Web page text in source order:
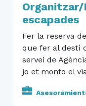
escapades
Fer la reserva
que fer al destí
servei de
jo et monto el